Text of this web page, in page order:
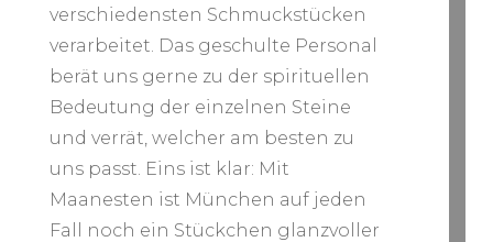
verschiedensten Schmuckstücken
verarbeitet. Das geschulte Personal
berät uns gerne zu der spirituellen
Bedeutung der einzelnen Steine
und verrät, welcher am besten zu
uns passt. Eins ist klar: Mit
Maanesten ist München auf jeden
Fall noch ein Stückchen glanzvoller